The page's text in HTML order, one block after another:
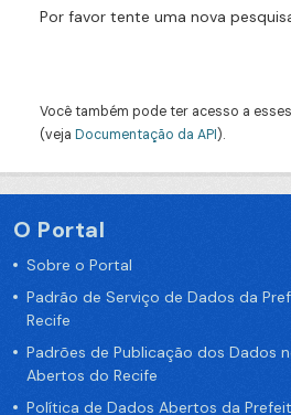
Por favor tente uma nova
Você também pode ter acesso a
(veja Documentação da API).
O Portal
Sobre o Portal
Padrão de Serviço de Dados da
Recife
Padrões de Publicação dos Dados
Abertos do Recife
Política de Dados Abertos da